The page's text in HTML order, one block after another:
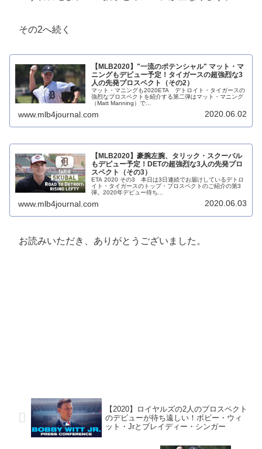
その2へ続く
【MLB2020】"一流のポテンシャル" マット・マ
ニングもデビュー予定！タイガースの超強烈な3
人の先発プロスペクト（その2）
マット・マニングも2020ETA デトロイト・タイガースの
強烈なプロスペクトを紹介する第二弾はマット・マニング
（Matt Manning）で...
www.mlb4journal.com 2020.06.02
【MLB2020】豪腕左腕、タリック・スクーバル
もデビュー予定！DETの超強烈な3人の先発プロ
スペクト（その3）
ETA 2020 その3 本日は3日連続でお届けしているデトロ
イト・タイガースのトップ・プロスペクトのご紹介の第3
弾。2020年デビュー待ち...
www.mlb4journal.com 2020.06.03
お読みいただき、ありがとうございました。
【2020】ロイヤルズの2人のプロスペクト
のデビューが待ち遠しい！ボビー・ウィ
ット・Jrとブレイディー・シンガー